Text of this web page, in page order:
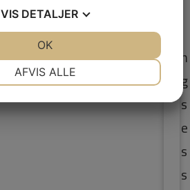
n
g
s
e
s
s
VIS DETALJER
AFVIS ALLE
OK